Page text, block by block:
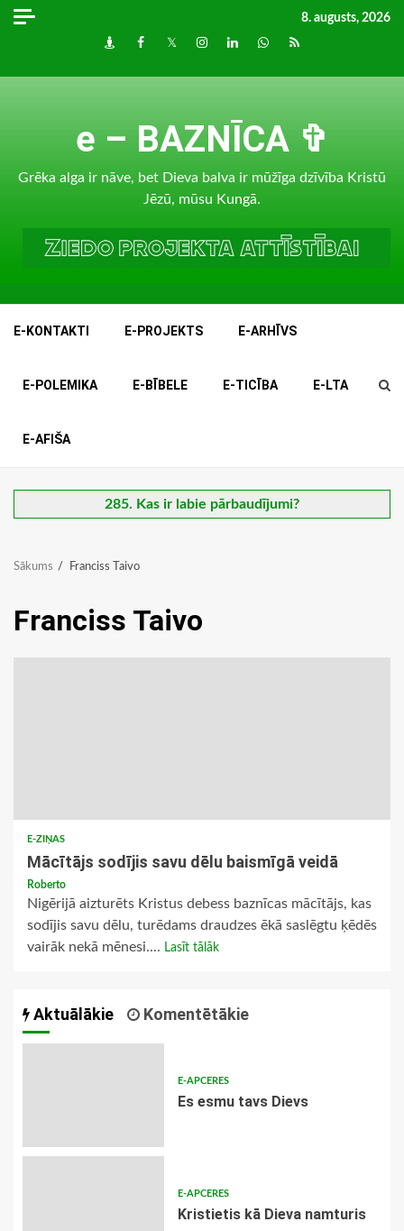
Skip
8. augusts, 2026
DraugiemFacebook
TwitterInstagram
LinkedInwhatsapp
RSS
e – BAZNĪCA ✞
Grēka alga ir nāve, bet Dieva balva ir mūžīga dzīvība Kristū
Jēzū, mūsu Kungā.
E-KONTAKTI E-PROJEKTS E-ARHĪVS
E-POLEMIKA E-BĪBELE E-TICĪBA E-LTA
E-AFIŠA
285. Kas ir labie pārbaudījumi?
Sākums Franciss Taivo
Franciss Taivo
E-ZIŅAS
Mācītājs sodījis savu dēlu baismīgā veidā
Roberto
Nigērijā aizturēts Kristus debess baznīcas mācītājs, kas
sodījis savu dēlu, turēdams draudzes ēkā saslēgtu ķēdēs
vairāk nekā mēnesi.... Lasīt tālāk
Aktuālākie Komentētākie
E-APCERES
Es esmu tavs Dievs
E-APCERES
Kristietis kā Dieva namturis